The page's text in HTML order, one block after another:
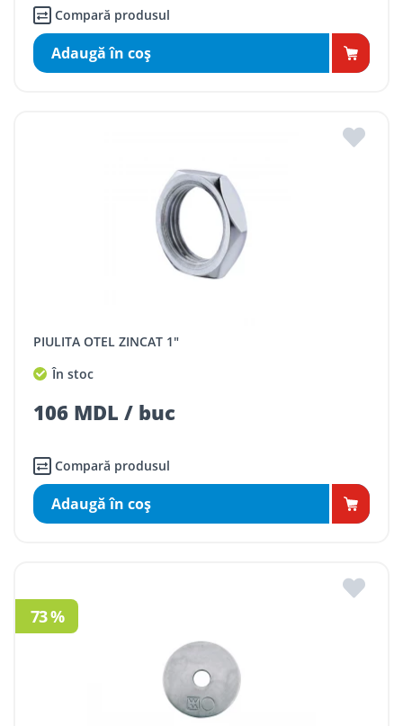
Compară produsul
Adaugă în coş
PIULITA OTEL ZINCAT 1"
În stoc
106 MDL / buc
Compară produsul
Adaugă în coş
73 %